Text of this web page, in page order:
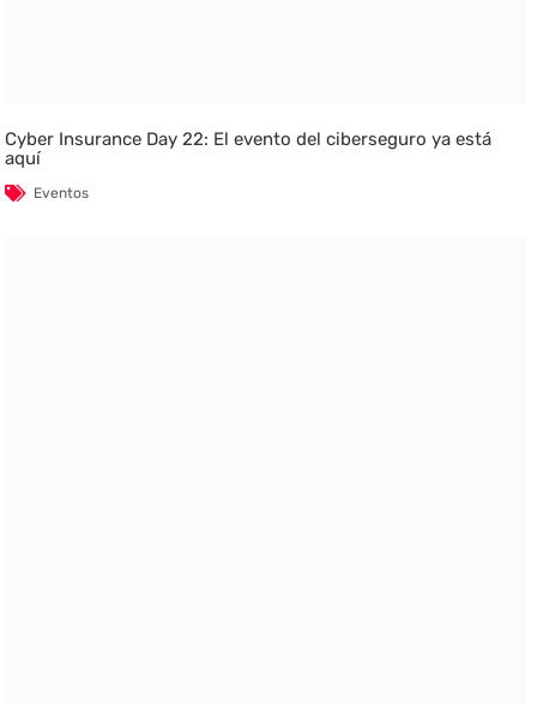
Cyber Insurance Day 22: El evento del ciberseguro ya está
aquí
Eventos